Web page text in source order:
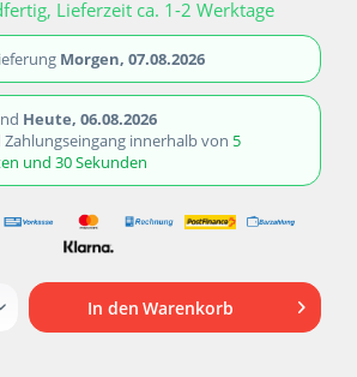
Lieferzeit ca. 1-2 Werktage
Morgen, 07.08.2026
Heute, 06.08.2026
Zahlungseingang innerhalb von 5
und 29 Sekunden
In den Warenkorb